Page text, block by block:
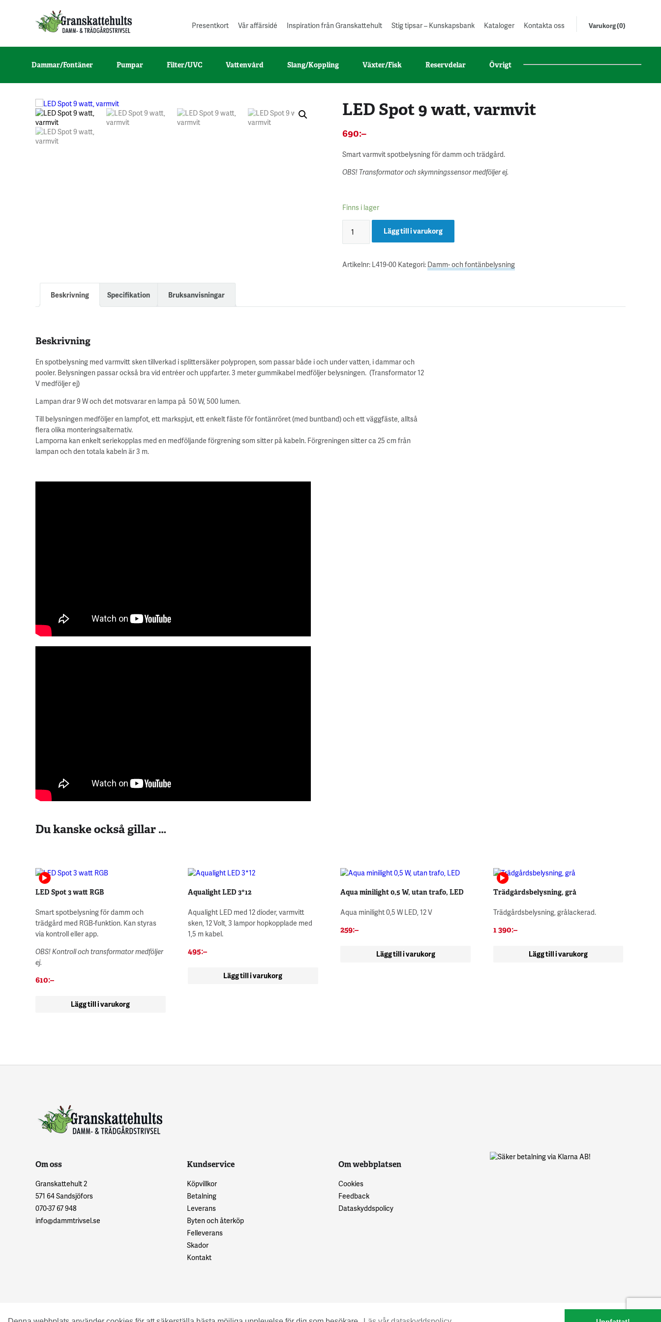
Varukorg (0)
Presentkort Vår affärsidé Inspiration från Granskattehult Stig tipsar – Kunskapsbank Kataloger Kontakta oss
Dammar/Fontäner Pumpar Filter/UVC Vattenvård Slang/Koppling Växter/Fisk Reservdelar Övrigt
LED Spot 9 watt, varmvit
690:–
Smart varmvit spotbelysning för damm och trädgård.
OBS! Transformator och skymningssensor medföljer ej.
Finns i lager
Lägg till i varukorg
Artikelnr: L419-00 Kategori: Damm- och fontänbelysning
Beskrivning Specifikation Bruksanvisningar
Beskrivning
En spotbelysning med varmvitt sken tillverkad i splittersäker polypropen, som passar både i och under vatten, i dammar och
pooler. Belysningen passar också bra vid entréer och uppfarter. 3 meter gummikabel medföljer belysningen. (Transformator 12
V medföljer ej)
Lampan drar 9 W och det motsvarar en lampa på 50 W, 500 lumen.
Till belysningen medföljer en lampfot, ett markspjut, ett enkelt fäste för fontänröret (med buntband) och ett väggfäste, alltså
flera olika monteringsalternativ.
Lamporna kan enkelt seriekopplas med en medföljande förgrening som sitter på kabeln. Förgreningen sitter ca 25 cm från
lampan och den totala kabeln är 3 m.
Du kanske också gillar …
LED Spot 3 watt RGB
Smart spotbelysning för damm och
trädgård med RGB-funktion. Kan styras
via kontroll eller app.
OBS! Kontroll och transformator medföljer
ej.
610:–
Lägg till i varukorg
Aqualight LED 3*12
Aqualight LED med 12 dioder, varmvitt
sken, 12 Volt, 3 lampor hopkopplade med
1,5 m kabel.
495:–
Lägg till i varukorg
Aqua minilight 0,5 W, utan trafo, LED
Aqua minilight 0,5 W LED, 12 V
259:–
Lägg till i varukorg
Trädgårdsbelysning, grå
Trädgårdsbelysning, grålackerad.
1 390:–
Lägg till i varukorg
Om oss
Granskattehult 2
571 64 Sandsjöfors
070-37 67 948
info@dammtrivsel.se
Kundservice
Köpvillkor
Betalning
Leverans
Byten och återköp
Felleverans
Skador
Kontakt
Om webbplatsen
Cookies
Feedback
Dataskyddspolicy
© 2016 Granskattehults Damm- och Trädgårdstrivsel